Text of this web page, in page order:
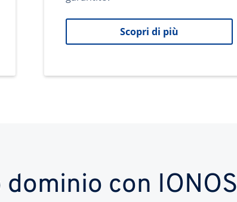
Scopri di più
con IONOS